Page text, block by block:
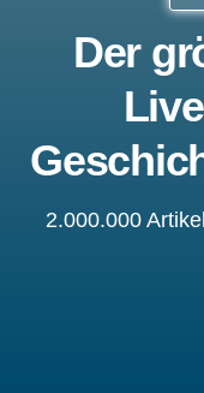
Der
2.000.000